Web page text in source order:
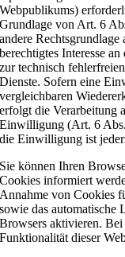
Webpublikums)
Grundlage von Art. 6
andere
berechtigtes Interesse
zur technisch
Dienste. Sofern eine
vergleichbaren
erfolgt die Verarbeitung
Einwilligung (Art. 6
die Einwilligung ist
Sie können Ihren
Cookies informiert
Annahme von Cookies
sowie das automatische
Browsers aktivieren.
Funktionalität dieser